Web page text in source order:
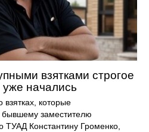
взятками строгое
начались
которые
бывшему заместителю
ТУАД Константину Громенко,